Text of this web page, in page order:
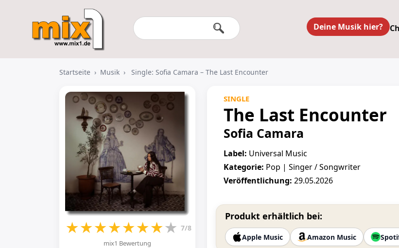
Deine Musik hier?
Startseite › Musik › Single: Sofia Camara – The Last Encounter
★★★★★★★★ 7/8
mix1 Bewertung
SINGLE
The Last Encounter
Sofia Camara
Label: Universal Music
Kategorie: Pop | Singer / Songwriter
Veröffentlichung: 29.05.2026
Produkt erhältlich bei:
Apple Music Amazon Music